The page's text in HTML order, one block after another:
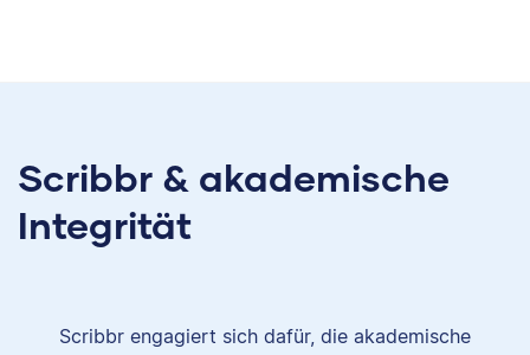
Scribbr & akademische
Integrität
Scribbr engagiert sich dafür, die akademische